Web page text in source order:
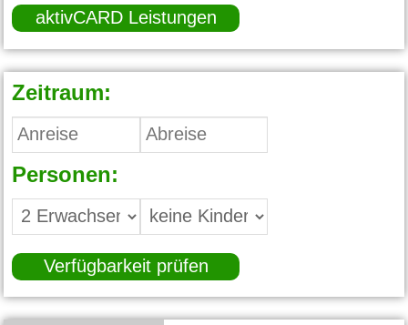
aktivCARD Leistungen
Zeitraum:
Personen:
Verfügbarkeit prüfen